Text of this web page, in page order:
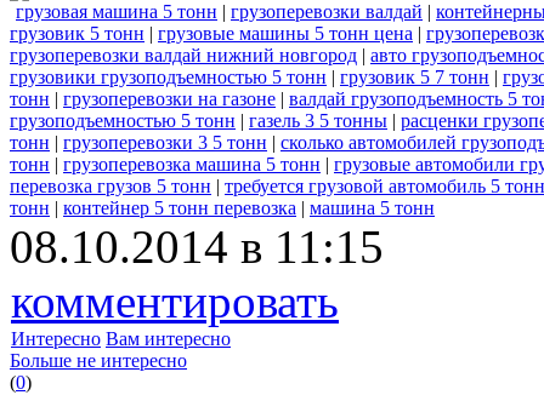
грузовая машина 5 тонн | грузоперевозки валдай |
грузовик 5 тонн | грузовые машины 5 тонн цена |
грузоперевозки валдай нижний новгород | авто
грузовики грузоподъемностью 5 тонн | грузовик 5 7 тонн |
тонн | грузоперевозки на газоне | валдай грузоподъемность 5
грузоподъемностью 5 тонн | газель 3 5 тонны | расценки
тонн | грузоперевозки 3 5 тонн | сколько автомобилей
тонн | грузоперевозка машина 5 тонн | грузовые автомобили
перевозка грузов 5 тонн | требуется грузовой автомобиль 5 тонн
тонн | контейнер 5 тонн перевозка | машина 5 тонн
08.10.2014 в 11:15
комментировать
Интересно Вам интересно
Больше не интересно
(0)